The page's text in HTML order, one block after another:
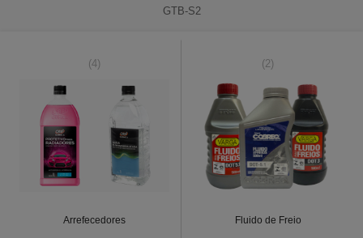
GTB-S2
(4)
Arrefecedores
(2)
Fluido de Freio